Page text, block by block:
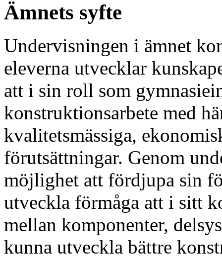
Ämnets syfte
Undervisningen i ämnet
eleverna utvecklar
att i sin roll som
konstruktionsarbete med
kvalitetsmässiga,
förutsättningar. Genom
möjlighet att fördjupa sin
utveckla förmåga att i sitt
mellan komponenter,
kunna utveckla bättre